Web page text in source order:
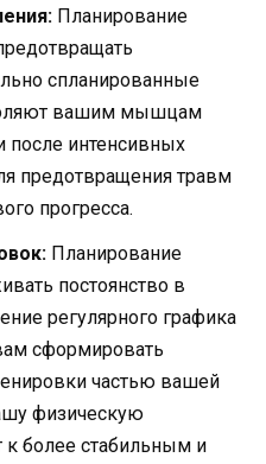
Планирование
спланированные
вашим мышцам
после интенсивных
предотвращения травм
прогресса.
Планирование
постоянство в
регулярного графика
сформировать
частью вашей
физическую
к более стабильным и